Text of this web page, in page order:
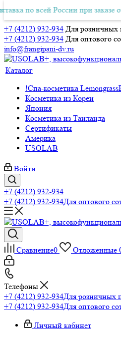
+7 (4212) 932-934 Для розничных
+7 (4212) 932-934 Для оптового
info@frangipani-dv.ru
Авиа-доставка по всей России
всей России при заказе от 10
Каталог
!Спа-косметика
Косметика из Кореи
Япония
Косметика из Таиланда
Сертификаты
Америка
USOLAB
Войти
+7 (4212) 932-934
+7 (4212) 932-934Для оптового
Сравнение0 Отложенные
Телефоны
+7 (4212) 932-934Для розничных
+7 (4212) 932-934Для оптового
Личный кабинет